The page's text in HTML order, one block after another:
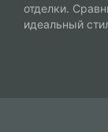
отделки.
идеальный